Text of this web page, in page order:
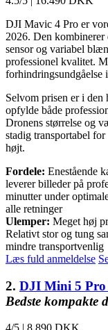
DJI Mavic 4 Pro er
2026. Den kombinerer
sensor og variabel
professionel kvalitet.
forhindringsundgåelse
Selvom prisen er i den
opfylde både
Dronens størrelse og
stadig transportabel
højt.
Fordele: Enestående
leverer billeder på
minutter under
alle retninger
Ulemper: Meget høj
Relativt stor og tung
mindre transportvenlig
Læs fuld anmeldelse
2. DJI Mini 5
Bedste kompakte